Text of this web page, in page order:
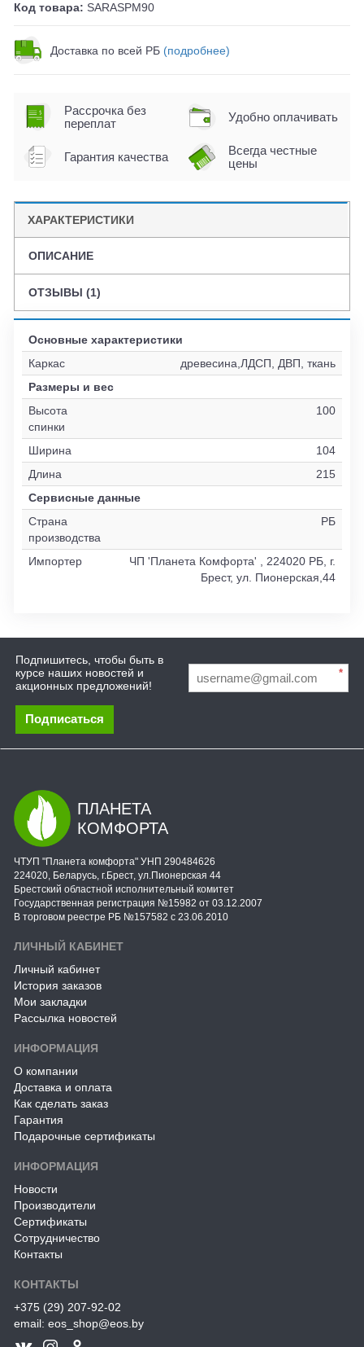
Код товара: SARASPM90
Доставка по всей РБ (подробнее)
Рассрочка без
переплат
Удобно оплачивать
Гарантия качества
Всегда честные
цены
ХАРАКТЕРИСТИКИ
ОПИСАНИЕ
ОТЗЫВЫ (1)
Основные характеристики
Каркас
древесина,ЛДСП, ДВП, ткань
Размеры и вес
Высота
спинки
100
Ширина
104
Длина
215
Сервисные данные
Страна
производства
РБ
Импортер
ЧП 'Планета Комфорта' , 224020 РБ, г.
Брест, ул. Пионерская,44
Подпишитесь, чтобы быть в
курсе наших новостей и
акционных предложений!
*
Подписаться
ПЛАНЕТА
КОМФОРТА
ЧТУП "Планета комфорта" УНП 290484626
224020, Беларусь, г.Брест, ул.Пионерская 44
Брестский областной исполнительный комитет
Государственная регистрация №15982 от 03.12.2007
В торговом реестре РБ №157582 с 23.06.2010
ЛИЧНЫЙ КАБИНЕТ
Личный кабинет
История заказов
Мои закладки
Рассылка новостей
ИНФОРМАЦИЯ
О компании
Доставка и оплата
Как сделать заказ
Гарантия
Подарочные сертификаты
ИНФОРМАЦИЯ
Новости
Производители
Сертификаты
Сотрудничество
Контакты
КОНТАКТЫ
+375 (29) 207-92-02
email: eos_shop@eos.by